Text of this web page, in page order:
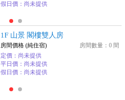
假日價：尚未提供
1F 山景 閣樓雙人房
房間數量：0 間
房間價格 (純住宿)
定價：尚未提供
平日價：尚未提供
假日價：尚未提供